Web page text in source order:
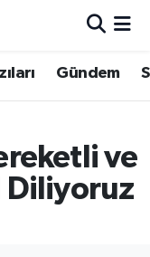
Gündem
ve
Diliyoruz